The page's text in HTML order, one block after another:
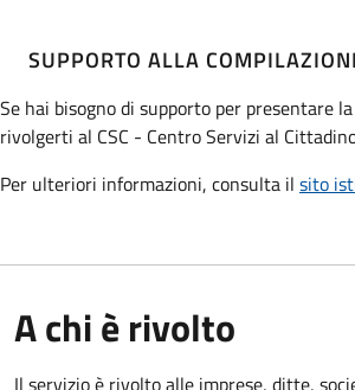
SUPPORTO ALLA
Se hai bisogno di supporto per presentare
rivolgerti al CSC - Centro Servizi al
Per ulteriori informazioni, consulta il sito
A chi è rivolto
Il servizio è rivolto alle imprese, ditte,